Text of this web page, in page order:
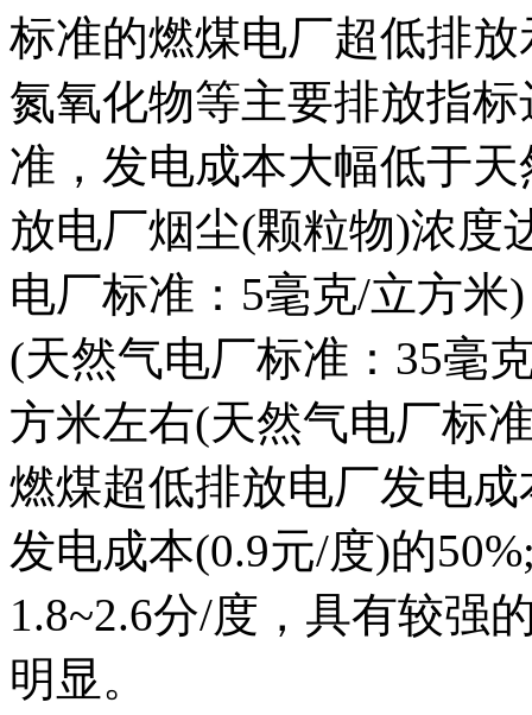
标准的燃煤电厂超低排
氮氧化物等主要排放指
准，发电成本大幅低于
放电厂烟尘(颗粒物)浓度
电厂标准：5毫克/立方米
(天然气电厂标准：35毫
方米左右(天然气电厂标
燃煤超低排放电厂发电
发电成本(0.9元/度)的
1.8~2.6分/度，具有较强
明显。